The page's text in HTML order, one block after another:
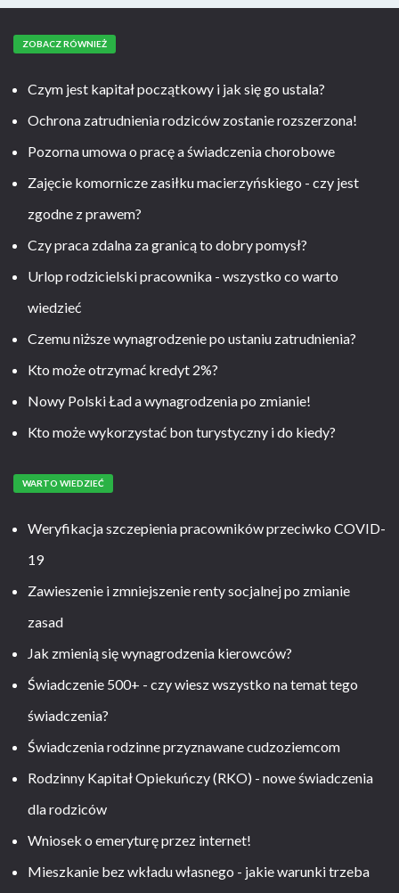
ZOBACZ RÓWNIEŻ
Czym jest kapitał początkowy i jak się go ustala?
Ochrona zatrudnienia rodziców zostanie rozszerzona!
Pozorna umowa o pracę a świadczenia chorobowe
Zajęcie komornicze zasiłku macierzyńskiego - czy jest
zgodne z prawem?
Czy praca zdalna za granicą to dobry pomysł?
Urlop rodzicielski pracownika - wszystko co warto
wiedzieć
Czemu niższe wynagrodzenie po ustaniu zatrudnienia?
Kto może otrzymać kredyt 2%?
Nowy Polski Ład a wynagrodzenia po zmianie!
Kto może wykorzystać bon turystyczny i do kiedy?
WARTO WIEDZIEĆ
Weryfikacja szczepienia pracowników przeciwko COVID-
19
Zawieszenie i zmniejszenie renty socjalnej po zmianie
zasad
Jak zmienią się wynagrodzenia kierowców?
Świadczenie 500+ - czy wiesz wszystko na temat tego
świadczenia?
Świadczenia rodzinne przyznawane cudzoziemcom
Rodzinny Kapitał Opiekuńczy (RKO) - nowe świadczenia
dla rodziców
Wniosek o emeryturę przez internet!
Mieszkanie bez wkładu własnego - jakie warunki trzeba